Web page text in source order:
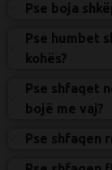
Pse boja
Pse humbet
kohës?
Pse shfaqet
bojë me vaj?
Pse shfaqen